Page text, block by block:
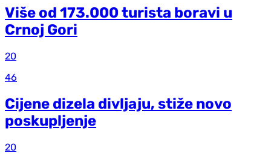
Više od 173.000 turista boravi u
Crnoj Gori
20
46
Cijene dizela divljaju, stiže novo
poskupljenje
20